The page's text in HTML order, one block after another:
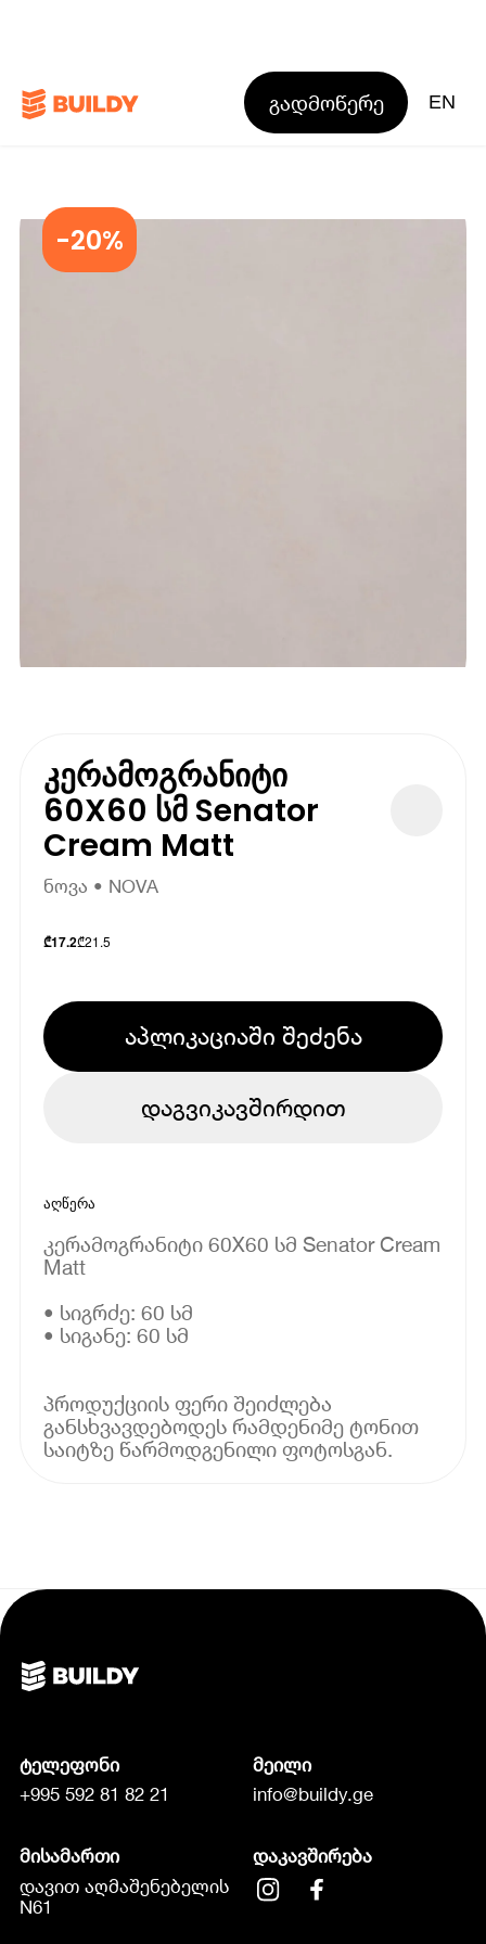
გადმოწერე EN
-20%
კერამოგრანიტი
60X60 სმ Senator
Cream Matt
ნოვა • NOVA
₾17.2₾21.5
აპლიკაციაში შეძენა
დაგვიკავშირდით
აღწერა
კერამოგრანიტი 60X60 სმ Senator Cream
Matt
• სიგრძე: 60 სმ
• სიგანე: 60 სმ
პროდუქციის ფერი შეიძლება
განსხვავდებოდეს რამდენიმე ტონით
საიტზე წარმოდგენილი ფოტოსგან.
ტელეფონი
+995 592 81 82 21
მეილი
info@buildy.ge
მისამართი
დავით აღმაშენებელის
N61
დაკავშირება